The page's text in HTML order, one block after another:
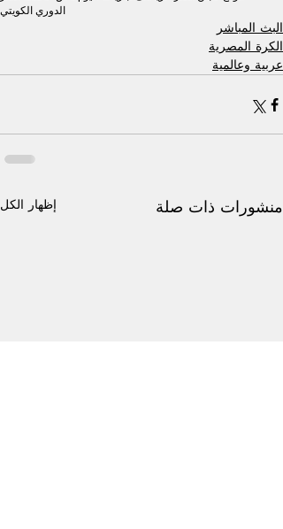
الدوري الكويتي
البث المباشر
الكرة المصرية
عربية وعالمية
منشورات ذات صلة إظهار الكل